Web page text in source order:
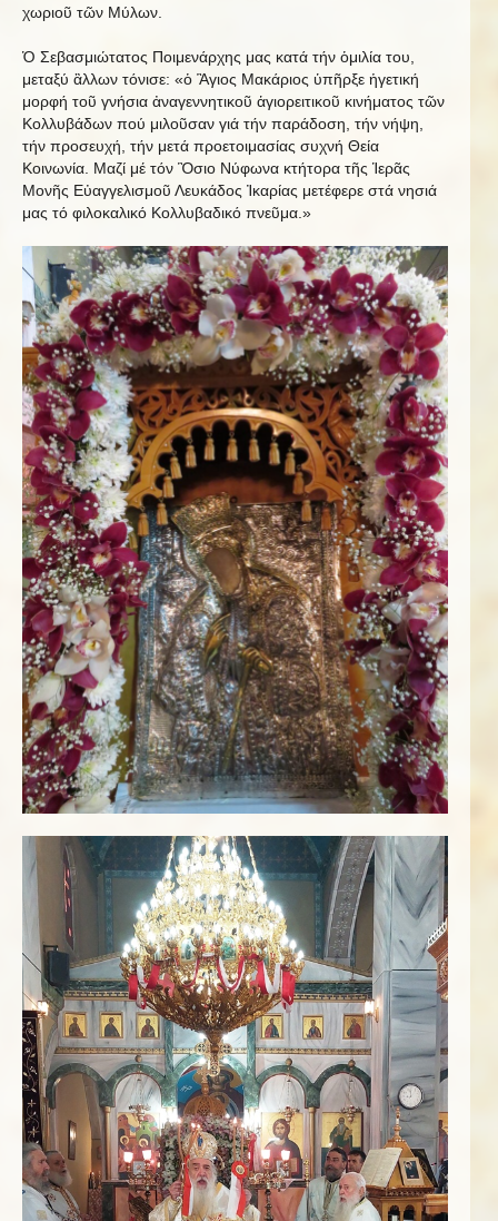
χωριοῦ τῶν Μύλων.
Ὁ Σεβασμιώτατος Ποιμενάρχης μας κατά τήν ὁμιλία του,
μεταξύ ἂλλων τόνισε: «ὁ Ἃγιος Μακάριος ὑπῆρξε ἡγετική
μορφή τοῦ γνήσια ἀναγεννητικοῦ ἁγιορειτικοῦ κινήματος τῶν
Κολλυβάδων πού μιλοῦσαν γιά τήν παράδοση, τήν νήψη,
τήν προσευχή, τήν μετά προετοιμασίας συχνή Θεία
Κοινωνία. Μαζί μέ τόν Ὃσιο Νύφωνα κτήτορα τῆς Ἱερᾶς
Μονῆς Εὐαγγελισμοῦ Λευκάδος Ἰκαρίας μετέφερε στά νησιά
μας τό φιλοκαλικό Κολλυβαδικό πνεῦμα.»